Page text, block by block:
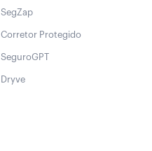
SegZap
Corretor Protegido
SeguroGPT
Dryve